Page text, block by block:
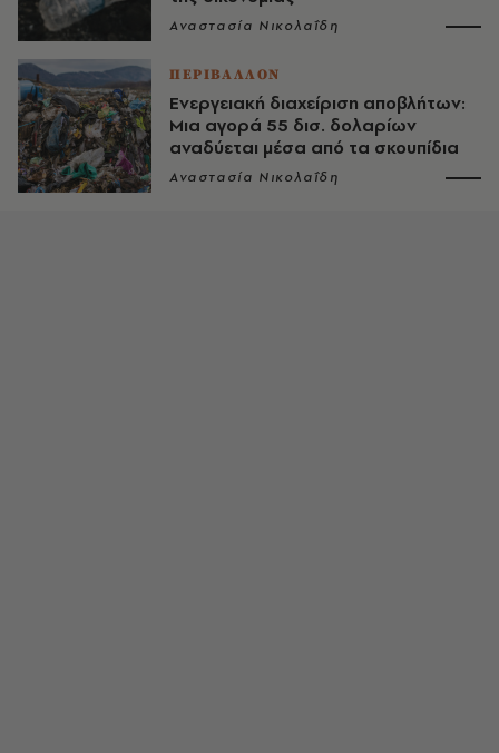
Αναστασία Νικολαΐδη
ΠΕΡΙΒΑΛΛΟΝ
Ενεργειακή διαχείριση αποβλήτων:
Μια αγορά 55 δισ. δολαρίων
αναδύεται μέσα από τα σκουπίδια
Αναστασία Νικολαΐδη